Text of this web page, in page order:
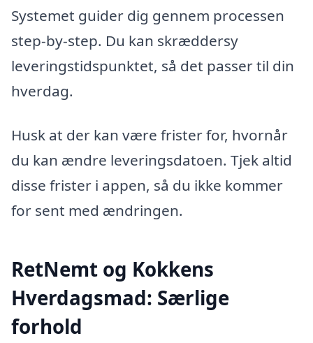
Systemet guider dig gennem processen
step-by-step. Du kan skræddersy
leveringstidspunktet, så det passer til din
hverdag.
Husk at der kan være frister for, hvornår
du kan ændre leveringsdatoen. Tjek altid
disse frister i appen, så du ikke kommer
for sent med ændringen.
RetNemt og Kokkens
Hverdagsmad: Særlige
forhold